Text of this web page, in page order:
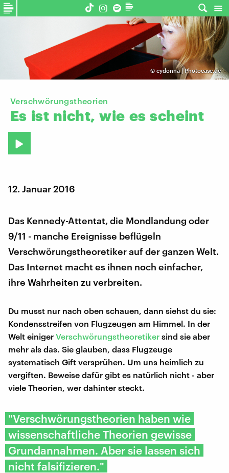
© cydonna | Photocase.de
Verschwörungstheorien
Es ist nicht, wie es scheint
12. Januar 2016
Das Kennedy-Attentat, die Mondlandung oder
9/11 - manche Ereignisse beflügeln
Verschwörungstheoretiker auf der ganzen Welt.
Das Internet macht es ihnen noch einfacher,
ihre Wahrheiten zu verbreiten.
Du musst nur nach oben schauen, dann siehst du sie:
Kondensstreifen von Flugzeugen am Himmel. In der
Welt einiger Verschwörungstheoretiker sind sie aber
mehr als das. Sie glauben, dass Flugzeuge
systematisch Gift versprühen. Um uns heimlich zu
vergiften. Beweise dafür gibt es natürlich nicht - aber
viele Theorien, wer dahinter steckt.
"Verschwörungstheorien haben wie
wissenschaftliche Theorien gewisse
Grundannahmen. Aber sie lassen sich
nicht falsifizieren."